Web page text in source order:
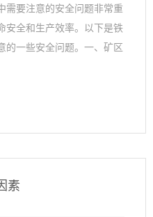
需要注意的安全问题非常重
安全和生产效率。以下是铁
的一些安全问题。一、矿区
素